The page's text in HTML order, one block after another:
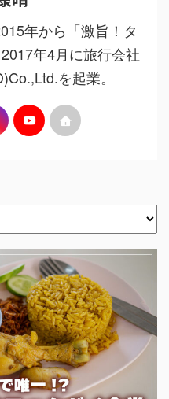
年から「激旨！タ
年4月に旅行会社
を起業。